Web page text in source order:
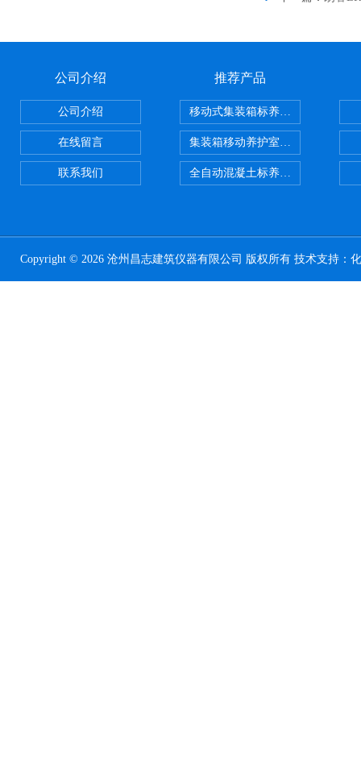
公司介绍
公司介绍
在线留言
联系我们
推荐产品
移动式集装箱标养室 养护室设备
集装箱移动养护室 标养室
全自动混凝土标养室恒温恒湿设备
Copyright © 2026 沧州昌志建筑仪器有限公司 版权所有 技术支持：